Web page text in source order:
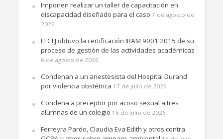
Imponen realizar un taller de capacitación en
discapacidad diseñado para el caso 7 de agosto de
2026
El CFJ obtuvo la certificación IRAM 9001:2015 de su
proceso de gestión de las actividades académicas
6 de agosto de 2026
Condenan a un anestesista del Hospital Durand
por violencia obstétrica 17 de julio de 2026
Condena a preceptor por acoso sexual a tres
alumnas de un colegio 16 de julio de 2026
Ferreyra Pardo, Claudia Eva Edith y otros contra